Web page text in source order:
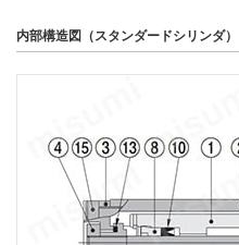
内部構造図（スタンダードシリンダ）